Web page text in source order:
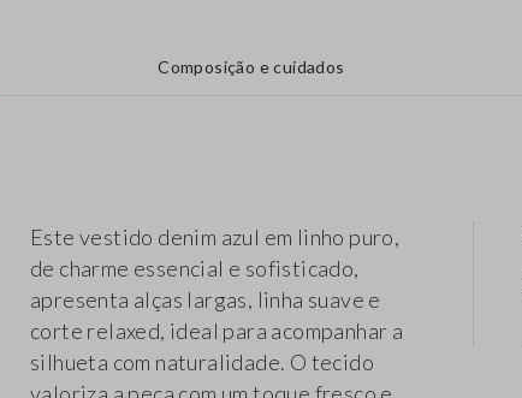
Composição e cuidados
Este vestido denim azul em linho puro,
de charme essencial e sofisticado,
apresenta alças largas, linha suave e
corte relaxed, ideal para acompanhar a
silhueta com naturalidade. O tecido